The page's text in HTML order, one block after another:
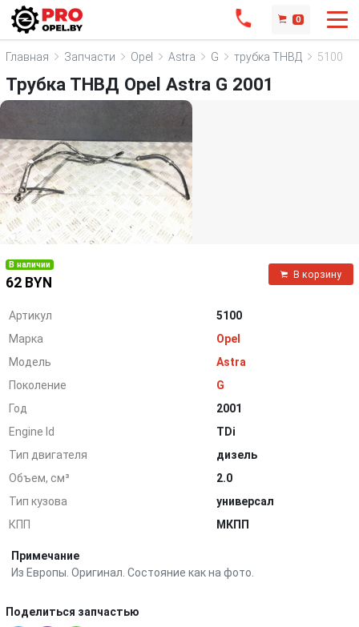
0
Главная Запчасти Opel Astra G трубка ТНВД 5100
Трубка ТНВД Opel Astra G 2001
В наличии
62 BYN
В корзину
Артикул
5100
Марка
Opel
Модель
Astra
Поколение
G
Год
2001
Engine Id
TDi
Тип двигателя
дизель
Объем, см³
2.0
Тип кузова
универсал
КПП
МКПП
Примечание
Из Европы. Оригинал. Состояние как на фото.
Поделиться запчастью